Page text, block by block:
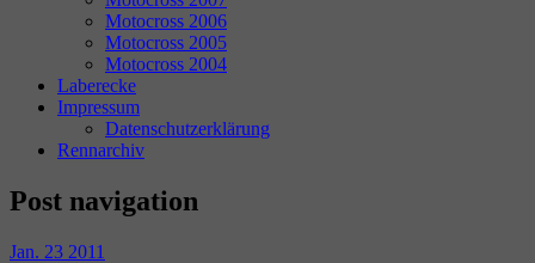
Motocross 2006
Motocross 2005
Motocross 2004
Laberecke
Impressum
Datenschutzerklärung
Rennarchiv
Post navigation
Jan. 23 2011